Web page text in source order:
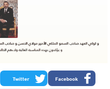
Facebook
Twitter